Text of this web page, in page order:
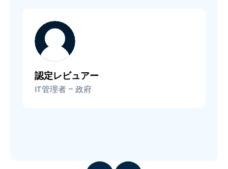
認定レビュアー
IT管理者 – 政府